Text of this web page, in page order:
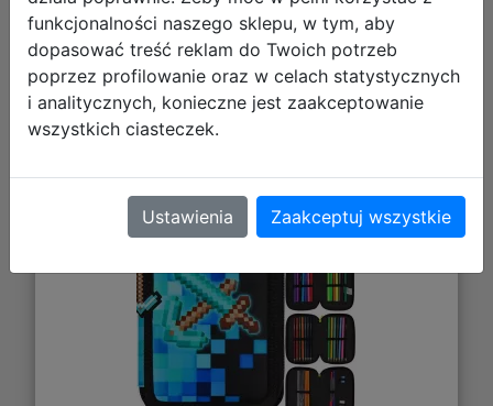
Starpak Piórnik Trzykomorowy z
funkcjonalności naszego sklepu, w tym, aby
dopasować treść reklam do Twoich potrzeb
poprzez profilowanie oraz w celach statystycznych
i analitycznych, konieczne jest zaakceptowanie
wszystkich ciasteczek.
Ustawienia Zaakceptuj wszystkie